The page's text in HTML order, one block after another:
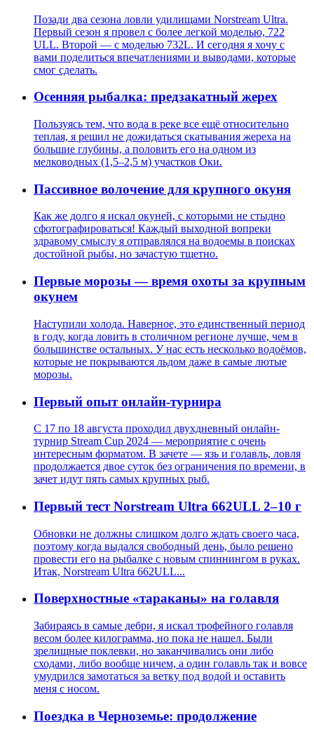
Позади два сезона ловли удилищами Norstream Ultra.
Первый сезон я провел с более легкой моделью, 722
ULL. Второй — с моделью 732L. И сегодня я хочу с
вами поделиться впечатлениями и выводами, которые
смог сделать.
Осенняя рыбалка: предзакатный жерех
Пользуясь тем, что вода в реке все ещё относительно
теплая, я решил не дожидаться скатывания жереха на
большие глубины, а половить его на одном из
мелководных (1,5–2,5 м) участков Оки.
Пассивное волочение для крупного окуня
Как же долго я искал окуней, с которыми не стыдно
сфотографироваться! Каждый выходной вопреки
здравому смыслу я отправлялся на водоемы в поисках
достойной рыбы, но зачастую тщетно.
Первые морозы — время охоты за крупным
окунем
Наступили холода. Наверное, это единственный период
в году, когда ловить в столичном регионе лучше, чем в
большинстве остальных. У нас есть несколько водоёмов,
которые не покрываются льдом даже в самые лютые
морозы.
Первый опыт онлайн-турнира
С 17 по 18 августа проходил двухдневный онлайн-
турнир Stream Cup 2024 — мероприятие с очень
интересным форматом. В зачете — язь и голавль, ловля
продолжается двое суток без ограничения по времени, в
зачет идут пять самых крупных рыб.
Первый тест Norstream Ultra 662ULL 2–10 г
Обновки не должны слишком долго ждать своего часа,
поэтому когда выдался свободный день, было решено
провести его на рыбалке с новым спиннингом в руках.
Итак, Norstream Ultra 662ULL...
Поверхностные «тараканы» на голавля
Забираясь в самые дебри, я искал трофейного голавля
весом более килограмма, но пока не нашел. Были
зрелищные поклевки, но заканчивались они либо
сходами, либо вообще ничем, а один голавль так и вовсе
умудрился замотаться за ветку под водой и оставить
меня с носом.
Поездка в Черноземье: продолжение